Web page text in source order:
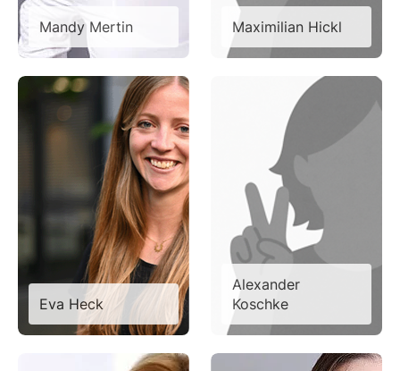
Mandy Mertin Maximilian Hickl
Eva Heck
Alexander
Koschke